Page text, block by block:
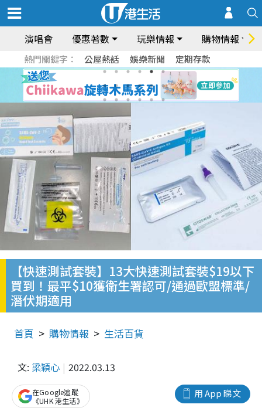
演唱會 優惠著數 玩樂情報 購物情報
熱門關鍵字： 公屋熱話 娛樂新聞 定期存款
【快速測試套裝】13大快速測試套裝$19以下
買到！最平$10獲衛生署認可/通過歐盟標準/
潛伏期適用
首頁 購物情報 生活百貨
文: 梁穎心 2022.03.13
用 App 睇文
在Google追蹤
《UHK 港生活》